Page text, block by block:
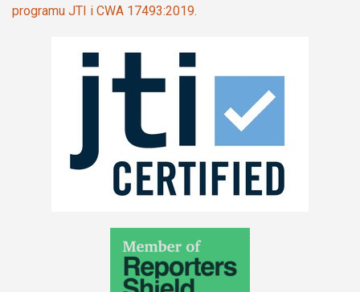
programu JTI i CWA 17493:2019.